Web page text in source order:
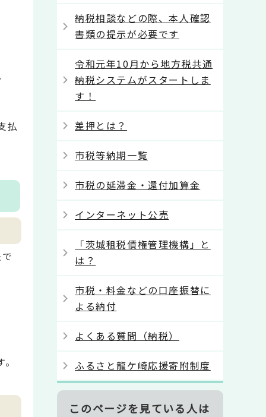
払
納税相談などの際、本人確認
書類の提示が必要です
令和元年10月から地方税共通
納税システムがスタートしま
す！
差押とは？
市税等納期一覧
市税の延滞金・還付加算金
インターネット公売
「茨城租税債権管理機構」と
は？
市税・料金などの口座振替に
よる納付
よくある質問（納税）
ふるさと龍ケ崎応援寄附制度
このページを見ている人は